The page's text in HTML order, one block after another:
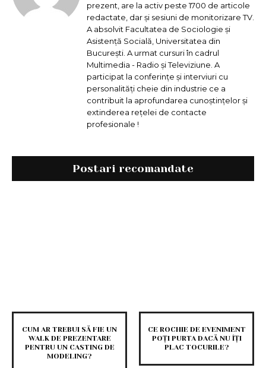
prezent, are la activ peste 1700 de articole
redactate, dar și sesiuni de monitorizare TV.
A absolvit Facultatea de Sociologie și
Asistență Socială, Universitatea din
București. A urmat cursuri în cadrul
Multimedia - Radio și Televiziune. A
participat la conferințe și interviuri cu
personalități cheie din industrie ce a
contribuit la aprofundarea cunoștințelor și
extinderea rețelei de contacte
profesionale !
Postari recomandate
CUM AR TREBUI SĂ FIE UN
WALK DE PREZENTARE
PENTRU UN CASTING DE
MODELING?
CE ROCHIE DE EVENIMENT
POȚI PURTA DACĂ NU ÎȚI
PLAC TOCURILE?